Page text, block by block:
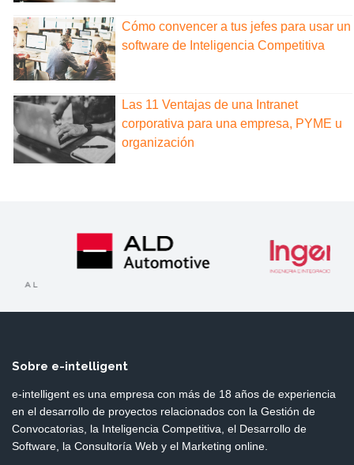
Cómo convencer a tus jefes para usar un
software de Inteligencia Competitiva
Las 11 Ventajas de una Intranet
corporativa para una empresa, PYME u
organización
Sobre e-intelligent
e-intelligent es una empresa con más de 18 años de experiencia
en el desarrollo de proyectos relacionados con la Gestión de
Convocatorias, la Inteligencia Competitiva, el Desarrollo de
Software, la Consultoría Web y el Marketing online.